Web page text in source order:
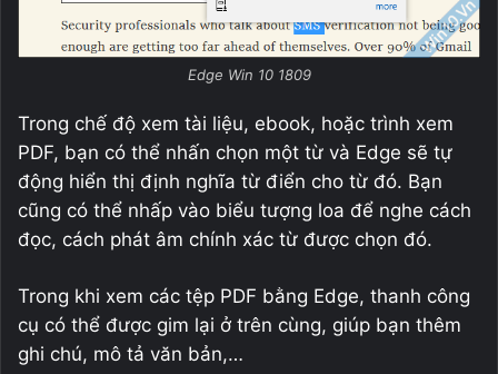
Edge Win 10 1809
Trong chế độ xem tài liệu, ebook, hoặc trình xem
PDF, bạn có thể nhấn chọn một từ và Edge sẽ tự
động hiển thị định nghĩa từ điển cho từ đó. Bạn
cũng có thể nhấp vào biểu tượng loa để nghe cách
đọc, cách phát âm chính xác từ được chọn đó.
Trong khi xem các tệp PDF bằng Edge, thanh công
cụ có thể được gim lại ở trên cùng, giúp bạn thêm
ghi chú, mô tả văn bản,…